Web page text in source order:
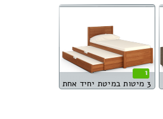
1
3 מיטות במיטת יחיד אחת